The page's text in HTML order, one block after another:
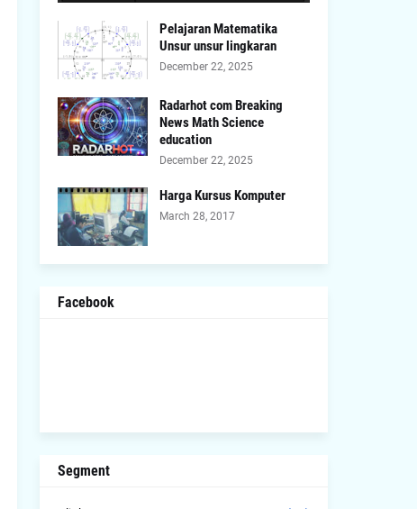
Pelajaran Matematika
Unsur unsur lingkaran
December 22, 2025
Radarhot com Breaking
News Math Science
education
December 22, 2025
Harga Kursus Komputer
March 28, 2017
Facebook
Segment